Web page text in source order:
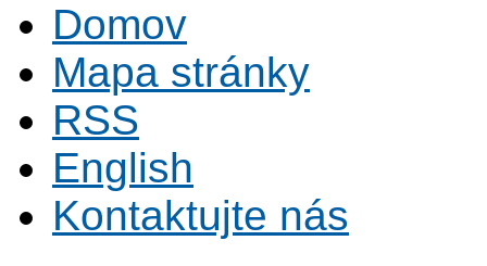
Domov
Mapa stránky
RSS
English
Kontaktujte nás